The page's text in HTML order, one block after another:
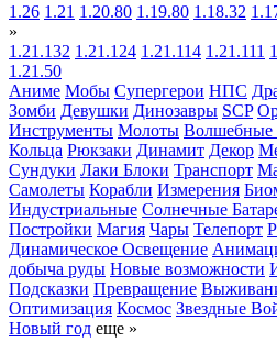
1.26 1.21 1.20.80 1.19.80 1.18.32
»
1.21.132 1.21.124 1.21.114 1.21.111
1.21.50
Аниме Мобы Супергерои НПС
Зомби Девушки Динозавры SCP
Инструменты Молоты Волшебные
Кольца Рюкзаки Динамит Декор
Сундуки Лаки Блоки Транспорт
Самолеты Корабли Измерения
Индустриальные Солнечные
Постройки Магия Чары Телепорт
Динамическое Освещение
добыча руды Новые возможности
Подсказки Превращение
Оптимизация Космос Звездные
Новый год еще »